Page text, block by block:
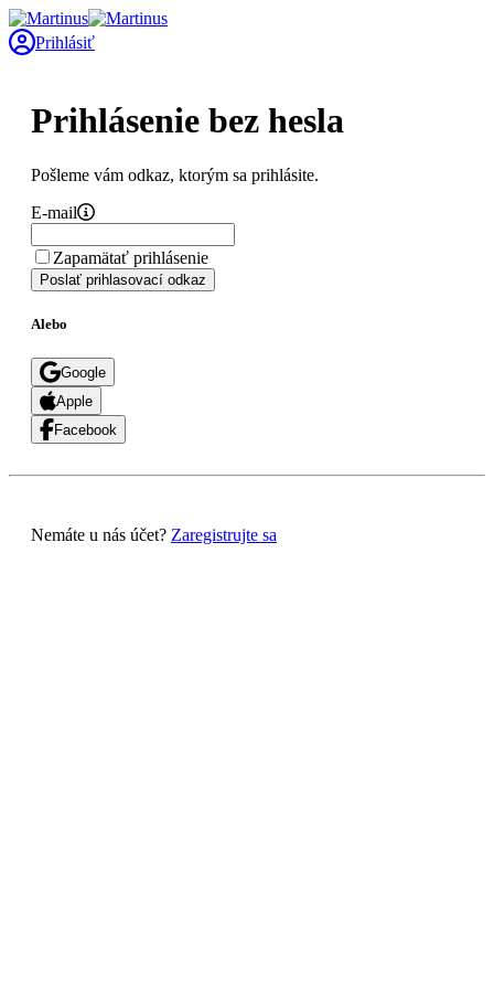
Prihlásiť
Prihlásenie bez hesla
Pošleme vám odkaz, ktorým sa prihlásite.
E-mail
Zapamätať prihlásenie
Poslať prihlasovací odkaz
Alebo
Google
Apple
Facebook
Nemáte u nás účet? Zaregistrujte sa